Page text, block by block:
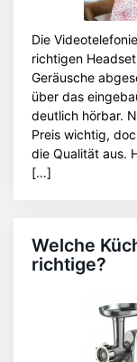
Die
richtigen
Geräusche
über das
deutlich hörbar.
Preis wichtig,
die Qualität aus.
[…]
Welche
richtige?